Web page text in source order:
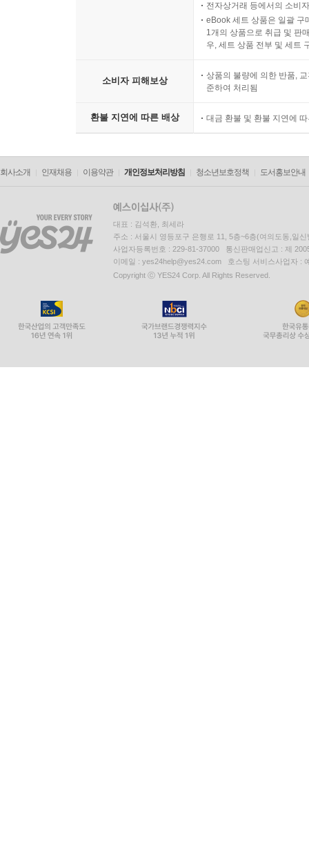
전자상거래 등에서의 소비
eBook 세트 상품은 일괄 구
1개의 상품으로 취급 및 판
우, 세트 상품 전부 및 세트
소비자 피해보상
상품의 불량에 의한 반품,
준하여 처리됨
환불 지연에 따른 배상 대금 환불 및 환불 지연에
회사소개 인재채용 이용약관 개인정보처리방침 청소년보호정책 도서홍보안내
대표 : 김석환, 최세라
주소 : 서울시 영등포구 은행로 11, 5층~6층(여의도동,일신
사업자등록번호 : 229-81-37000 통신판매업신고 : 제
이메일 : yes24help@yes24.com 호스팅 서비스사업자 :
Copyright ⓒ YES24 Corp. All Rights Reserved.